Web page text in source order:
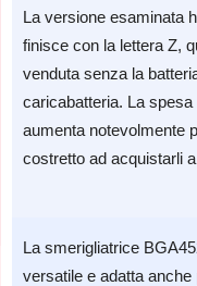
La versione esaminata
finisce con la lettera Z,
venduta senza la
caricabatteria. La
aumenta notevolmente
costretto ad acquistarli
La smerigliatrice
versatile e adatta anche